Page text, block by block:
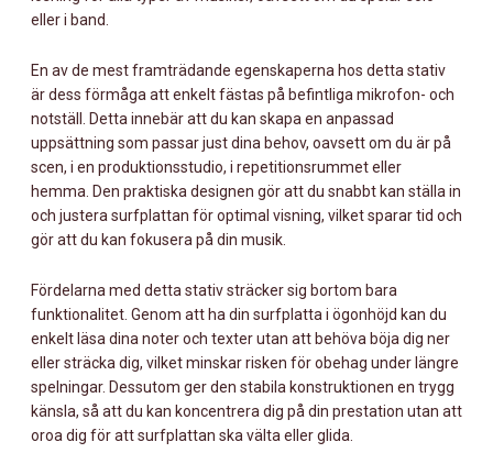
eller i band.
En av de mest framträdande egenskaperna hos detta stativ
är dess förmåga att enkelt fästas på befintliga mikrofon- och
notställ. Detta innebär att du kan skapa en anpassad
uppsättning som passar just dina behov, oavsett om du är på
scen, i en produktionsstudio, i repetitionsrummet eller
hemma. Den praktiska designen gör att du snabbt kan ställa in
och justera surfplattan för optimal visning, vilket sparar tid och
gör att du kan fokusera på din musik.
Fördelarna med detta stativ sträcker sig bortom bara
funktionalitet. Genom att ha din surfplatta i ögonhöjd kan du
enkelt läsa dina noter och texter utan att behöva böja dig ner
eller sträcka dig, vilket minskar risken för obehag under längre
spelningar. Dessutom ger den stabila konstruktionen en trygg
känsla, så att du kan koncentrera dig på din prestation utan att
oroa dig för att surfplattan ska välta eller glida.